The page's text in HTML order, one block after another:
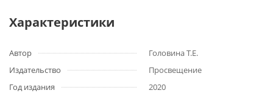
Характеристики
Автор
Головина Т.Е.
Издательство
Просвещение
Год издания
2020